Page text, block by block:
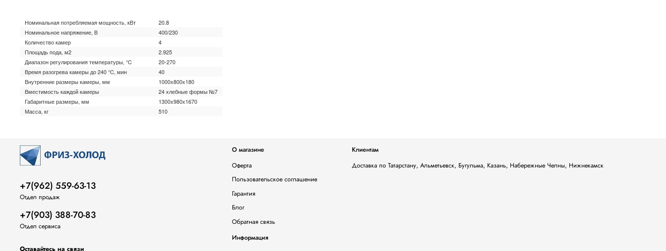
Номинальная потребляемая мощность, кВт
20.8
Номинальное напряжение, В
400/230
Количество камер
4
Площадь пода, м2
2.925
Диапазон регулирования температуры, °C
20-270
Время разогрева камеры до 240 °C, мин
40
Внутренние размеры камеры, мм
1000x800x180
Вместимость каждой камеры
24 хлебные формы №7
Габаритные размеры, мм
1300x980x1670
Масса, кг
510
О магазине
Оферта
Пользовательское соглашение
Гарантия
Блог
Обратная связь
Клиентам
Доставка по Татарстану, Альметьевск, Бугульма, Казань, Набережные Челны, Нижнекамск
Информация
+7(962) 559-63-13
Отдел продаж
+7(903) 388-70-83
Отдел сервиса
Оставайтесь на связи